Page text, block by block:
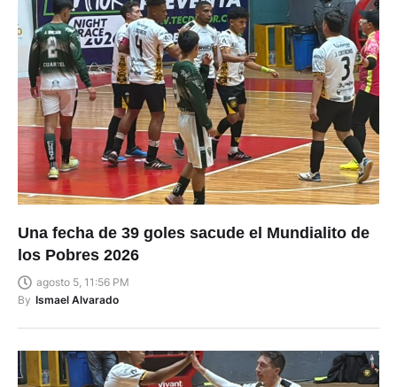
Una fecha de 39 goles sacude el Mundialito de
los Pobres 2026
agosto 5, 11:56 PM
By Ismael Alvarado